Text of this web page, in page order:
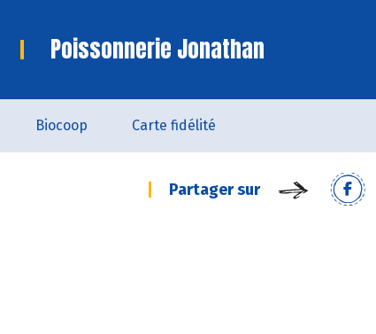
Poissonnerie Jonathan
Biocoop Carte fidélité
Partager sur